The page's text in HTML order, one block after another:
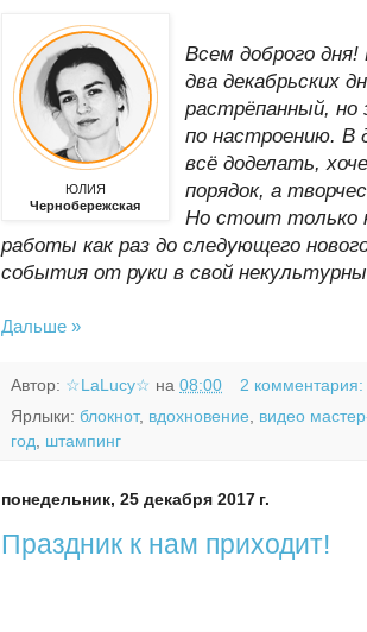
ЮЛИЯ
Чернобережская
Всем доброго
два декабрьских
растрёпанный,
по настроению. В
всё доделать,
порядок, а
Но стоит только
работы как раз до следующего
события от руки в свой
Дальше »
Автор: ☆LaLucy☆ на 08:00
2 комментария:
Ярлыки: блокнот, вдохновение, видео
год, штампинг
понедельник, 25 декабря 2017 г.
Праздник к нам приходит!